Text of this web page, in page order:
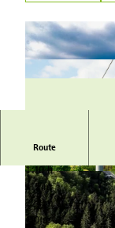
© Ettelsberg-
Route
1:10 h
112 m
724 m
110 m